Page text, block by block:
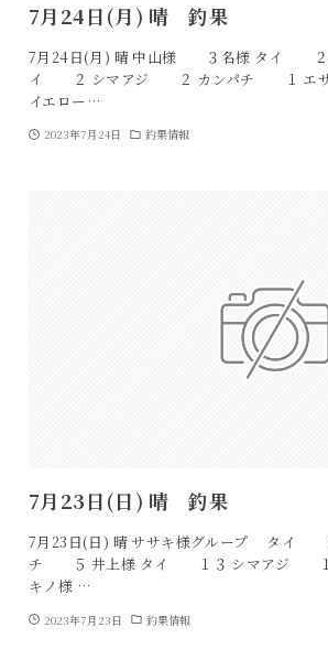
7月24日(月) 晴 釣果
7月24日(月) 晴 中山様 ３名様 タイ
イ ２ シマアジ ２ カンパチ １ エサ
イエロー…
2023年7月24日 釣果情報
7月23日(日) 晴 釣果
7月23日(日) 晴 ササキ様グループ タイ
チ ５ 井上様 タイ １３ シマアジ １
キノ様 …
2023年7月23日 釣果情報